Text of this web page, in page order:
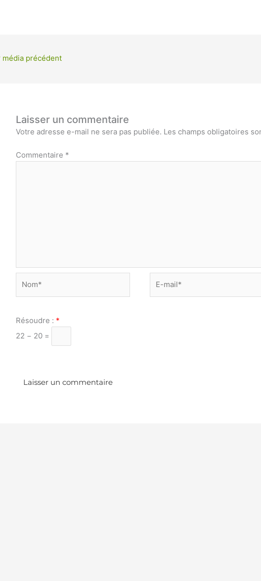
média précédent
Laisser un commentaire
Votre adresse e-mail ne sera pas publiée. Les champs obligatoires
Commentaire *
mail*
Résoudre : *
22 − 20 =